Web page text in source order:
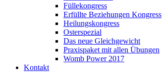
Füllekongress
Erfüllte Beziehungen Kongress
Heilungskongress
Osterspezial
Das neue Gleichgewicht
Praxispaket mit allen Übungen
Womb Power 2017
Kontakt